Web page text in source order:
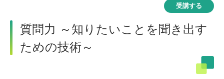
受講する
質問力 ～知りたいことを聞き出す
ための技術～